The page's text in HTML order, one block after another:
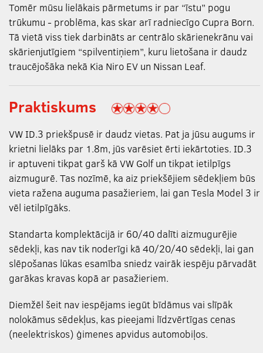
Tomēr mūsu lielākais pārmetums ir par “īstu” pogu
trūkumu - problēma, kas skar arī radniecīgo Cupra Born.
Tā vietā viss tiek darbināts ar centrālo skārienekrānu vai
skārienjutīgiem “spilventiņiem”, kuru lietošana ir daudz
traucējošāka nekā Kia Niro EV un Nissan Leaf.
Praktiskums
VW ID.3 priekšpusē ir daudz vietas. Pat ja jūsu augums ir
krietni lielāks par 1.8m, jūs varēsiet ērti iekārtoties. ID.3
ir aptuveni tikpat garš kā VW Golf un tikpat ietilpīgs
aizmugurē. Tas nozīmē, ka aiz priekšējiem sēdekļiem būs
vieta ražena auguma pasažieriem, lai gan Tesla Model 3 ir
vēl ietilpīgāks.
Standarta komplektācijā ir 60/40 dalīti aizmugurējie
sēdekļi, kas nav tik noderīgi kā 40/20/40 sēdekļi, lai gan
slēpošanas lūkas esamība sniedz vairāk iespēju pārvadāt
garākas kravas kopā ar pasažieriem.
Diemžēl šeit nav iespējams iegūt bīdāmus vai slīpāk
nolokāmus sēdekļus, kas pieejami līdzvērtīgas cenas
(neelektriskos) ģimenes apvidus automobiļos.